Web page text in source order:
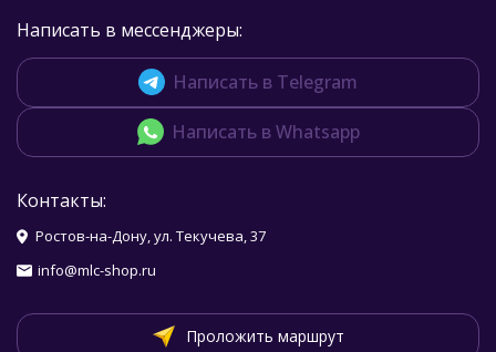
Написать в мессенджеры:
Написать в Telegram
Написать в Whatsapp
Контакты:
Ростов-на-Дону, ул. Текучева, 37
info@mlc-shop.ru
Проложить маршрут